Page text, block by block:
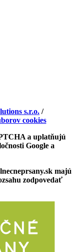
s.r.o. /
cookies
a uplatňujú
Google a
majú
zodpovedať